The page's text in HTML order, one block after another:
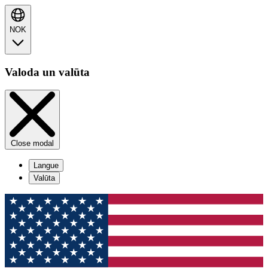
NOK
Valoda un valūta
Close modal
Langue
Valūta